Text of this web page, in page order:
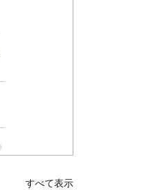
すべて表示